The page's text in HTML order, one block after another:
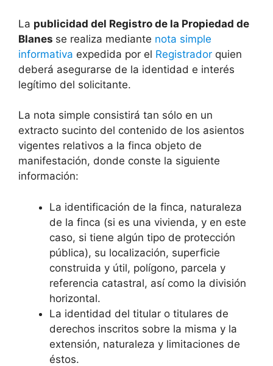
La publicidad del Registro de la Propiedad de
Blanes se realiza mediante nota simple
informativa expedida por el Registrador quien
deberá asegurarse de la identidad e interés
legítimo del solicitante.
La nota simple consistirá tan sólo en un
extracto sucinto del contenido de los asientos
vigentes relativos a la finca objeto de
manifestación, donde conste la siguiente
información:
La identificación de la finca, naturaleza
de la finca (si es una vivienda, y en este
caso, si tiene algún tipo de protección
pública), su localización, superficie
construida y útil, polígono, parcela y
referencia catastral, así como la división
horizontal.
La identidad del titular o titulares de
derechos inscritos sobre la misma y la
extensión, naturaleza y limitaciones de
éstos.